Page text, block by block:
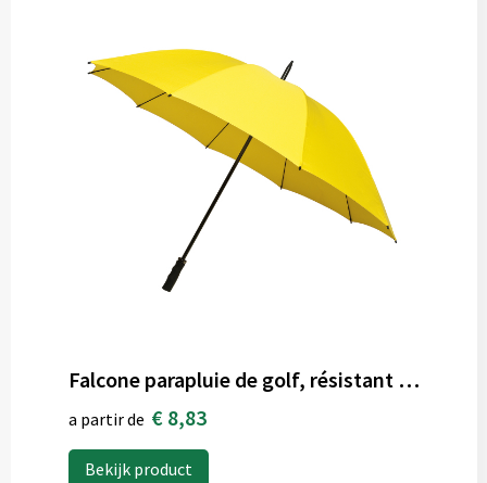
Falcone parapluie de golf, résistant au vent
a partir de € 8,83
Bekijk product